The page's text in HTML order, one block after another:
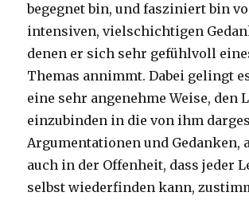
begegnet bin, und fasziniert bin
intensiven, vielschichtigen
denen er sich sehr gefühlvoll
Themas annimmt. Dabei gelingt
eine sehr angenehme Weise, den
einzubinden in die von ihm
Argumentationen und Gedanken,
auch in der Offenheit, dass jeder
selbst wiederfinden kann,